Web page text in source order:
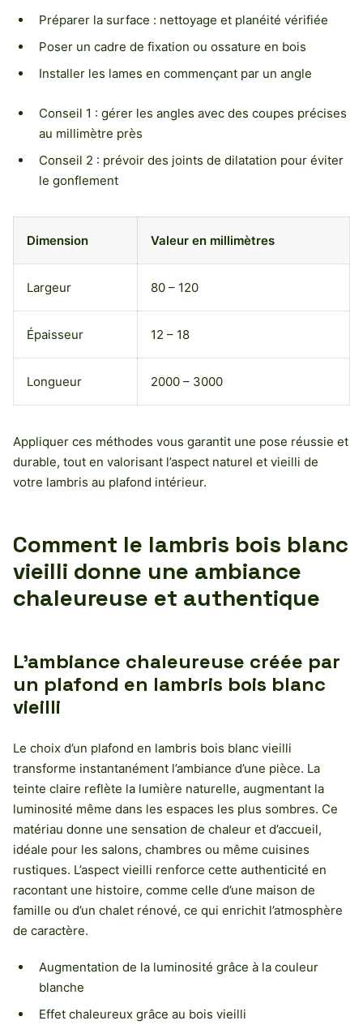
Préparer la surface : nettoyage et planéité vérifiée
Poser un cadre de fixation ou ossature en bois
Installer les lames en commençant par un angle
Conseil 1 : gérer les angles avec des coupes précises
au millimètre près
Conseil 2 : prévoir des joints de dilatation pour éviter
le gonflement
Dimension Valeur en millimètres
Largeur 80 – 120
Épaisseur 12 – 18
Longueur 2000 – 3000
Appliquer ces méthodes vous garantit une pose réussie et
durable, tout en valorisant l’aspect naturel et vieilli de
votre lambris au plafond intérieur.
Comment le lambris bois blanc
vieilli donne une ambiance
chaleureuse et authentique
L’ambiance chaleureuse créée par
un plafond en lambris bois blanc
vieilli
Le choix d’un plafond en lambris bois blanc vieilli
transforme instantanément l’ambiance d’une pièce. La
teinte claire reflète la lumière naturelle, augmentant la
luminosité même dans les espaces les plus sombres. Ce
matériau donne une sensation de chaleur et d’accueil,
idéale pour les salons, chambres ou même cuisines
rustiques. L’aspect vieilli renforce cette authenticité en
racontant une histoire, comme celle d’une maison de
famille ou d’un chalet rénové, ce qui enrichit l’atmosphère
de caractère.
Augmentation de la luminosité grâce à la couleur
blanche
Effet chaleureux grâce au bois vieilli